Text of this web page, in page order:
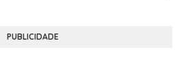
PUBLICIDADE